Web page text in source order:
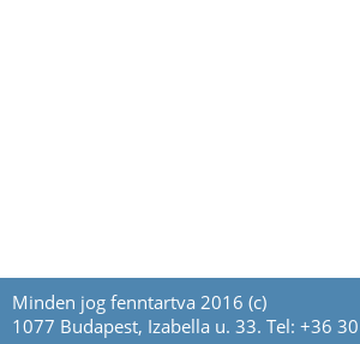
Minden jog fenntartva 2016 (c)
1077 Budapest, Izabella u. 33. Tel: +36